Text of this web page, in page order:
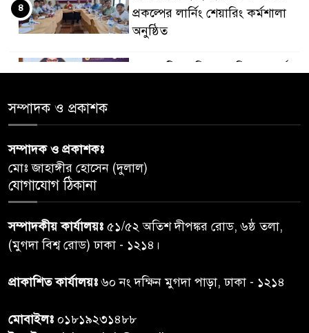
প্রকল্পের লার্নিং শেয়ারিং কর্মশালা
অনুষ্ঠিত
৪
পেশ
৬
তদন্ত শেষ পর্যায়ে, দ্রুত চার্জশিট
৭
রাতের মধ্যে ঢাকাসহ ১০ অঞ্চলে
ঝড়বৃষ্টির পূর্বাভাস
৮
সম্পাদক ও প্রকাশক
সম্পাদক ও প্রকাশকঃ
মোঃ জাহাঙ্গীর হোসেন (দুলাল)
যোগাযোগ ঠিকানা
সম্পাদকীয় কার্যালয়ঃ ৫১/৫২ অতিশ দীপঙ্কর রোড, ৬ষ্ঠ তলা,
(মুগদা বিশ্ব রোড) ঢাকা - ১২১৪।
প্রাকাশিত কার্যালয়ঃ৬০ নং দক্ষিন মুগদা পাড়া, ঢাকা - ১২১৪
মোবাইলঃ ০১৮১৯২৩১৪৮৮